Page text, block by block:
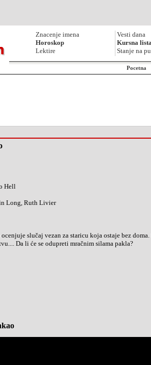
Znacenje imena
Horoskop
Lektire
Vesti dana
Kursna
Stanje na
Pocetna
Hell
Long, Ruth Livier
slučaj vezan za staricu koja ostaje bez
Da li će se odupreti mračnim silama pakla?